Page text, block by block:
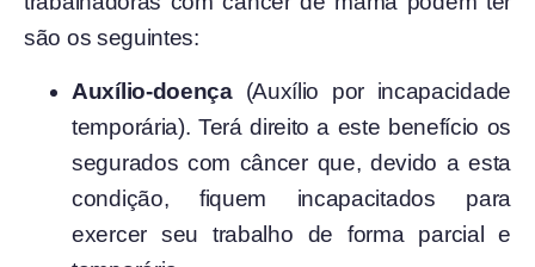
são os seguintes:
Auxílio-doença(Auxílio por incapacidade
temporária). Terá direito a este benefício os
segurados com câncer que, devido a esta
condição,
fiquem incapacitados para
exercer seu trabalho de forma parcial e